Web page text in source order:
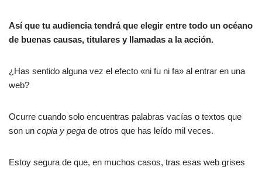
Así que tu audiencia tendrá que elegir entre todo un océano
de buenas causas, titulares y llamadas a la acción.
¿Has sentido alguna vez el efecto «ni fu ni fa» al entrar en una
web?
Ocurre cuando solo encuentras palabras vacías o textos que
son un copia y pega de otros que has leído mil veces.
Estoy segura de que, en muchos casos, tras esas web grises